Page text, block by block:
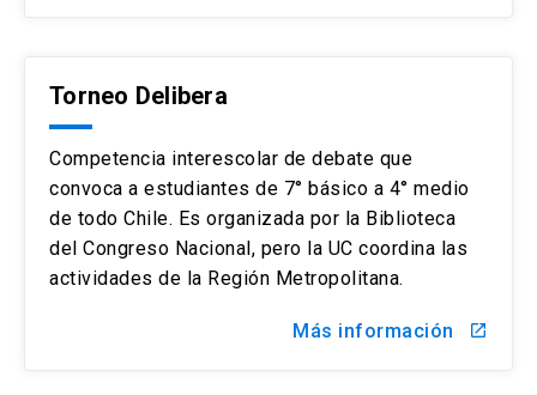
Torneo Delibera
Competencia interescolar de debate que
convoca a estudiantes de 7° básico a 4° medio
de todo Chile. Es organizada por la Biblioteca
del Congreso Nacional, pero la UC coordina las
actividades de la Región Metropolitana.
Más información launch